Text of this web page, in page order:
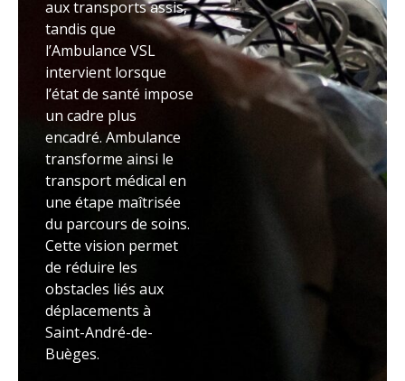
aux transports assis,
tandis que
l’Ambulance VSL
intervient lorsque
l’état de santé impose
un cadre plus
encadré. Ambulance
transforme ainsi le
transport médical en
une étape maîtrisée
du parcours de soins.
Cette vision permet
de réduire les
obstacles liés aux
déplacements à
Saint-André-de-
Buèges.